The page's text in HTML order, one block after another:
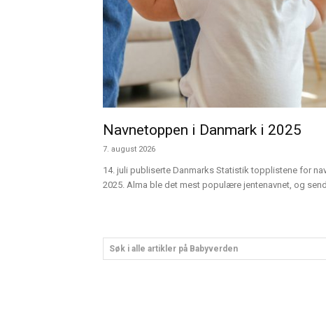
Navnetoppen i Danmark i 2025
7. august 2026
14. juli publiserte Danmarks Statistik topplistene for
2025. Alma ble det mest populære jentenavnet, og
Søk i alle artikler på Babyverden